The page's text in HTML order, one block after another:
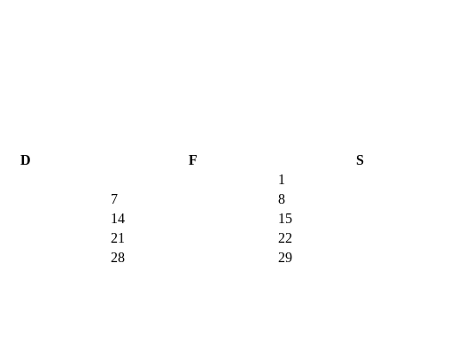
D F
S
1
7
8
14
15
21
22
28
29